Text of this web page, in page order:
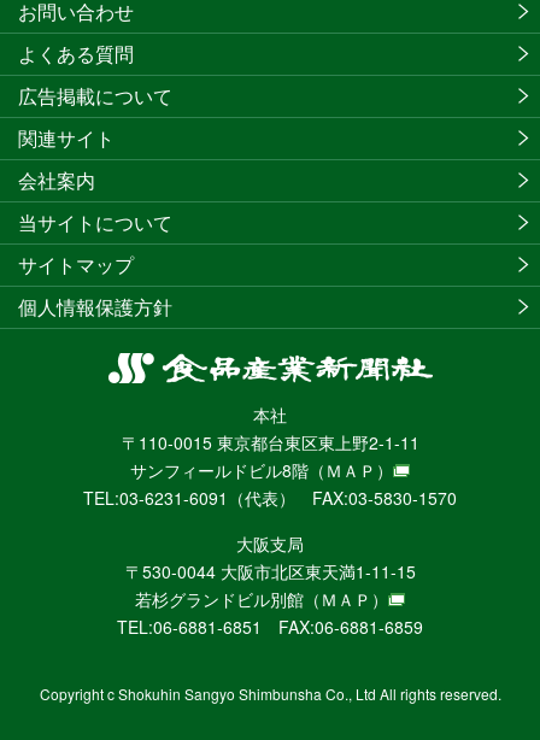
食
産
業
新
聞
社
ニ
ュ
ー
WEB
本社
〒110-0015 東京都台東区東上野2-1-11
サンフィールドビル8階 （ＭＡＰ）
TEL:03-6231-6091（代表） FAX:03-5830-1570
大阪支局
〒530-0044 大阪市北区東天満1-11-15
若杉グランドビル別館 （ＭＡＰ）
TEL:06-6881-6851 FAX:06-6881-6859
お問い合わせ
よくある質問
広告掲載について
関連サイト
会社案内
当サイトについて
サイトマップ
個人情報保護方針
Copyright c Shokuhin Sangyo Shimbunsha Co., Ltd All rights reserved.